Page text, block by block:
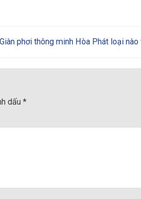
Giàn phơi thông minh Hòa Phát loại
dấu *